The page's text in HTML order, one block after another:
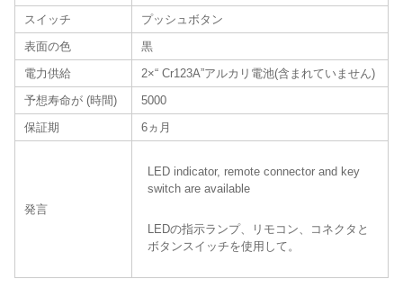
スイッチ
プッシュボタン
表面の色
黒
電力供給
2×“ Cr123A”アルカリ電池(含まれていません)
予想寿命が (時間)
5000
保証期
6ヵ月
発言
LED indicator, remote connector and key
switch are available
LEDの指示ランプ、リモコン、コネクタと
ボタンスイッチを使用して。